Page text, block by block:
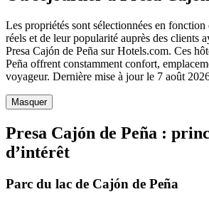
Les propriétés sont sélectionnées en
réels et de leur popularité auprès des clients
Presa Cajón de Peña sur Hotels.com. Ces
Peña offrent constamment confort,
voyageur. Dernière mise à jour le 7 août
Masquer
Presa Cajón de Peña :
d’intérêt
Parc du lac de Cajón de Peña